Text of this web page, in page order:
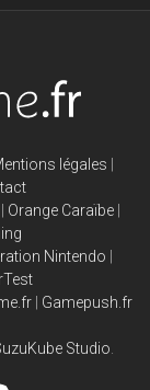
légales |
| Orange Caraïbe |
Nintendo |
| Gamepush.fr
Studio